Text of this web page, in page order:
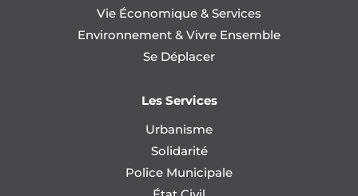
Vie Économique & Services
Environnement & Vivre Ensemble
Se Déplacer
Les Services
Urbanisme
Solidarité
Police Municipale